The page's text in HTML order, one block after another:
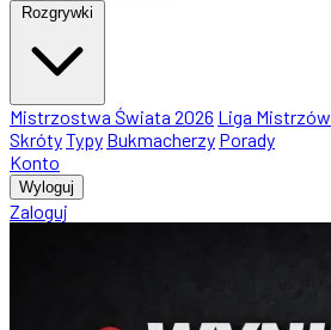
Rozgrywki
Mistrzostwa Świata 2026 Liga Mistrzów
SkrótyTypy Bukmacherzy Porady
Konto
Wyloguj
Zaloguj